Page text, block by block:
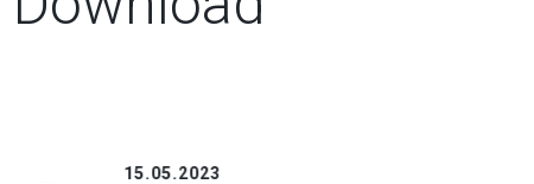
15.05.2023